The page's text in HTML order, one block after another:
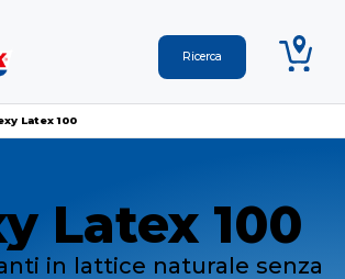
Latex 100
Latex 100
in lattice naturale senza